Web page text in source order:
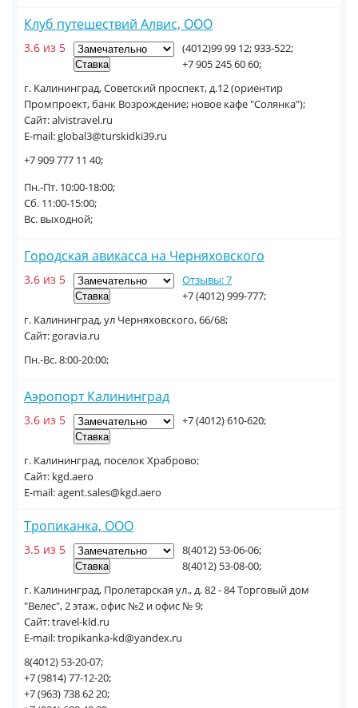
Клуб путешествий Алвис, ООО
3.6 из 5
г. Калининград, Советский проспект, д.12 (ориентир
Промпроект, банк Возрождение; новое кафе "Солянка");
Сайт: alvistravel.ru
E-mail: global3@turskidki39.ru
(4012)99 99 12; 933-522;
+7 905 245 60 60;
+7 909 777 11 40;
Пн.-Пт. 10:00-18:00;
Сб. 11:00-15:00;
Вс. выходной;
Городская авикасса на Черняховского
3.6 из 5 Отзывы: 7
г. Калининград, ул Черняховского, 66/68;
Сайт: goravia.ru
+7 (4012) 999-777;
Пн.-Вс. 8:00-20:00;
Аэропорт Калининград
3.6 из 5
г. Калининград, поселок Храброво;
Сайт: kgd.aero
E-mail: agent.sales@kgd.aero
+7 (4012) 610-620;
Тропиканка, ООО
3.5 из 5
г. Калининград, Пролетарская ул., д. 82 - 84 Торговый дом
"Велес", 2 этаж, офис №2 и офис № 9;
Сайт: travel-kld.ru
E-mail: tropikanka-kd@yandex.ru
8(4012) 53-06-06;
8(4012) 53-08-00;
8(4012) 53-20-07;
+7 (9814) 77-12-20;
+7 (963) 738 62 20;